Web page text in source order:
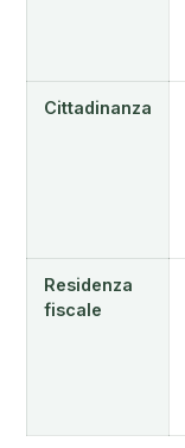
Cittadinanza
Residenza
fiscale